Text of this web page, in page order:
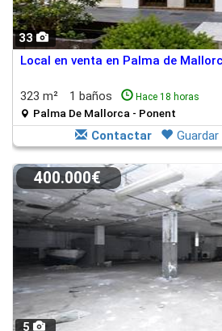
33
Local en venta en Palma de
323 m² 1 baños Hace 18 horas
Palma De Mallorca - Ponent
Contactar Guardar
5
400.000€